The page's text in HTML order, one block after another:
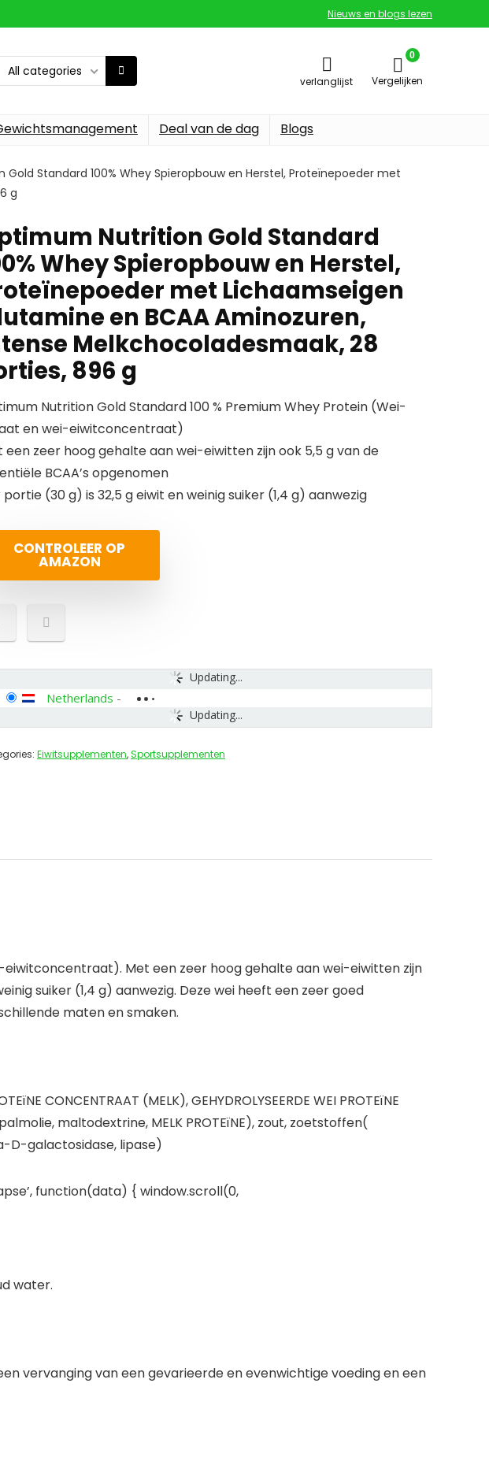
Nieuws en blogs lezen
All categories
verlanglijst
0
Vergelijken
Deal van de dag Blogs
Standard 100% Whey Spieropbouw en Herstel, Proteïnepoeder met
g
Nutrition Gold Standard
Whey Spieropbouw en Herstel,
met Lichaamseigen
en BCAA Aminozuren,
Melkchocoladesmaak, 28
896 g
Nutrition Gold Standard 100 % Premium Whey Protein (Wei-
en wei-eiwitconcentraat)
een zeer hoog gehalte aan wei-eiwitten zijn ook 5,5 g van de
BCAA’s opgenomen
(30 g) is 32,5 g eiwit en weinig suiker (1,4 g) aanwezig
CONTROLEER OP
AMAZON
Updating...
Updating...
Netherlands -
Eiwitsupplementen,Sportsupplementen
Met een zeer hoog gehalte aan wei-eiwitten zijn
suiker (1,4 g) aanwezig. Deze wei heeft een zeer goed
maten en smaken.
CONCENTRAAT (MELK), GEHYDROLYSEERDE WEI PROTEïNE
maltodextrine, MELK PROTEïNE), zout, zoetstoffen(
D-galactosidase, lipase)
function(data) { window.scroll(0,
water.
vervanging van een gevarieerde en evenwichtige voeding en een